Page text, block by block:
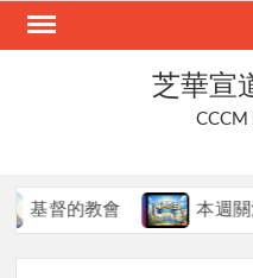
Skip
芝華宣
CCCM
本週關注